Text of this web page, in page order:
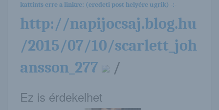
kattints erre a linkre: (eredeti post helyére ugrik) -:-
http://napijocsaj.blog.hu
/2015/07/10/scarlett_joh
ansson_277
/
Ez is érdekelhet